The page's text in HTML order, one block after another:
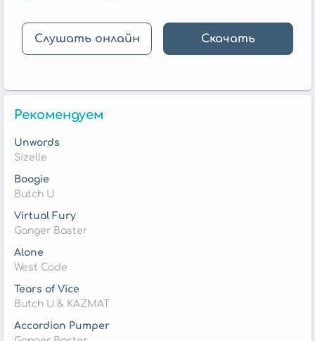
Слушать онлайн Скачать
Рекомендуем
Unwords
Sizelle
Boogie
Butch U
Virtual Fury
Ganger Baster
Alone
West Code
Tears of Vice
Butch U & KAZMAT
Accordion Pumper